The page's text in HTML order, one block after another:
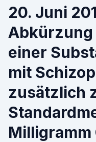
20. Juni
Abkürzung
einer
mit
zusätzlich
Milligramm